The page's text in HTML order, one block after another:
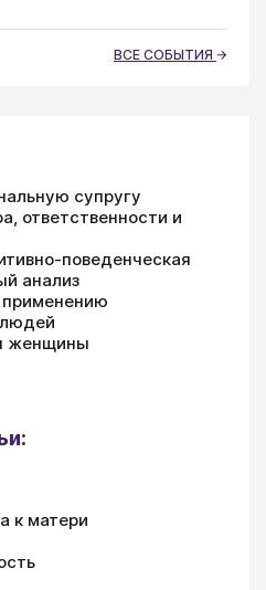
ВСЕ СОБЫТИЯ
супругу
ответственности и
поведенческая
анализ
женщины
к матери